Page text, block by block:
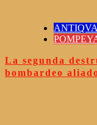
La segunda
bombardeo